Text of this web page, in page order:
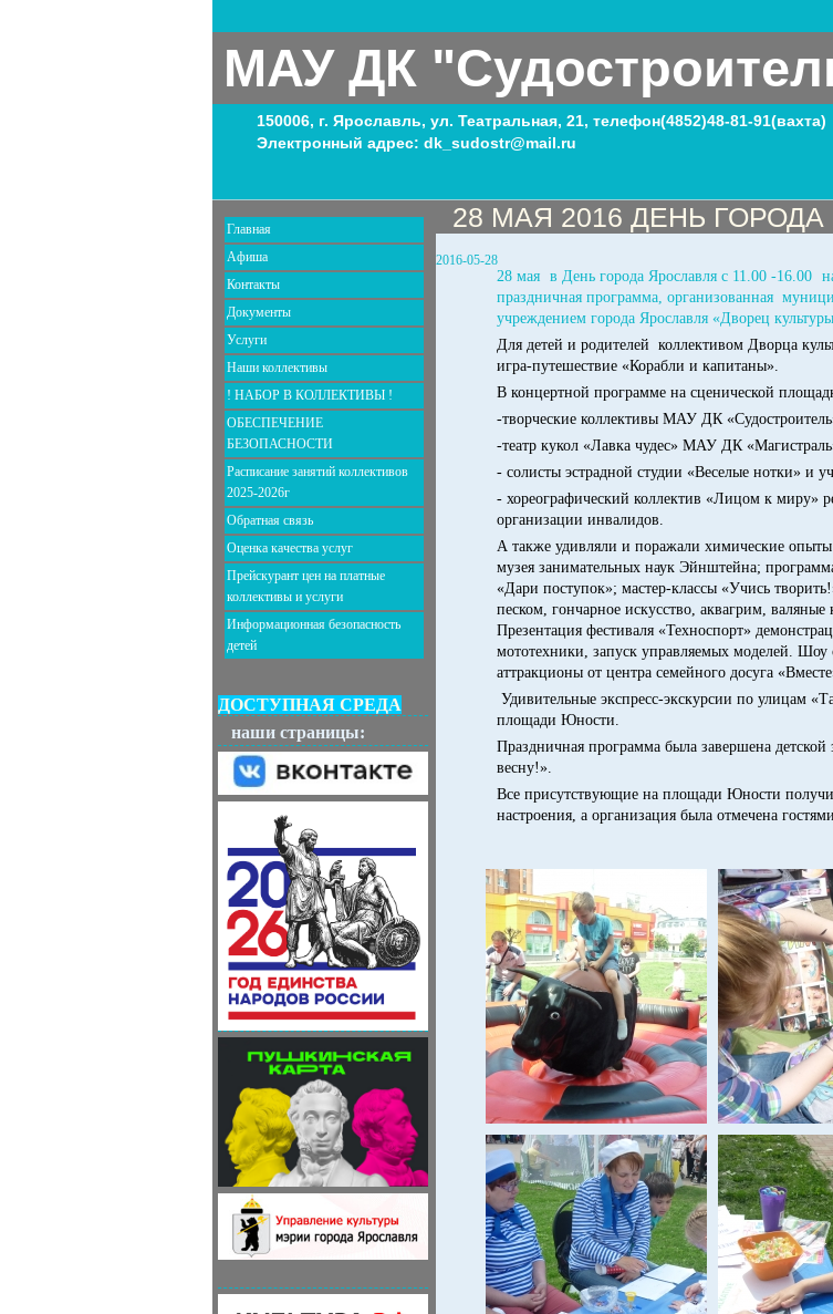
МАУ ДК
150006, г. Ярославль, ул. Театральная, 21, телефон(4852)48-81-91(вахта)
Электронный адрес: dk_sudostr@mail.ru
Главная
Афиша
Контакты
Документы
Услуги
Наши коллективы
! НАБОР В КОЛЛЕКТИВЫ !
ОБЕСПЕЧЕНИЕ
БЕЗОПАСНОСТИ
Расписание занятий коллективов
2025-2026г
Обратная связь
Оценка качества услуг
Прейскурант цен на платные
коллективы и услуги
Информационная безопасность
детей
ДОСТУПНАЯ СРЕДА
наши страницы:
28 МАЯ 2016 ДЕНЬ
2016-05-28
28 мая в День города Ярославля с 11.00 -16.00
праздничная программа, организованная
учреждением города Ярославля «Дворец
Для детей и родителей коллективом Дворца
игра-путешествие «Корабли и капитаны».
В концертной программе на сценической
-творческие коллективы МАУ ДК
-театр кукол «Лавка чудес» МАУ ДК
- солисты эстрадной студии «Веселые нотки»
- хореографический коллектив «Лицом к миру»
организации инвалидов.
А также удивляли и поражали химические
музея занимательных наук Эйнштейна;
«Дари поступок»; мастер-классы «Учись
песком, гончарное искусство, аквагрим,
Презентация фестиваля «Техноспорт»
мототехники, запуск управляемых моделей.
аттракционы от центра семейного досуга
Удивительные экспресс-экскурсии по улицам
площади Юности.
Праздничная программа была завершена
весну!».
Все присутствующие на площади Юности
настроения, а организация была отмечена